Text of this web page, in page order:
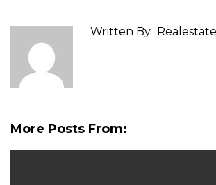
Written By
More Posts From: